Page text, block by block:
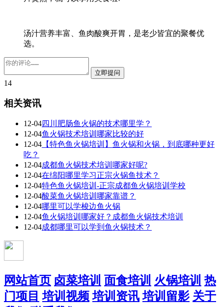
汤汁营养丰富、鱼肉酸爽开胃，是老少皆宜的聚餐优
选。
14
相关资讯
12-04四川肥肠鱼火锅的技术哪里学？
12-04鱼火锅技术培训哪家比较的好
12-04 【特色鱼火锅培训】鱼火锅和火锅，到底哪种更好
吃？
12-04成都鱼火锅技术培训哪家好呢?
12-04在绵阳哪里学习正宗火锅鱼技术？
12-04特色鱼火锅培训-正宗成都鱼火锅培训学校
12-04酸菜鱼火锅培训哪家靠谱？
12-04​哪里可以学梭边鱼火锅
12-04鱼火锅培训哪家好？成都鱼火锅技术培训
12-04成都哪里可以学到鱼火锅技术？
网站首页 卤菜培训 面食培训 火锅培训 热
门项目 培训视频 培训资讯 培训留影 关于